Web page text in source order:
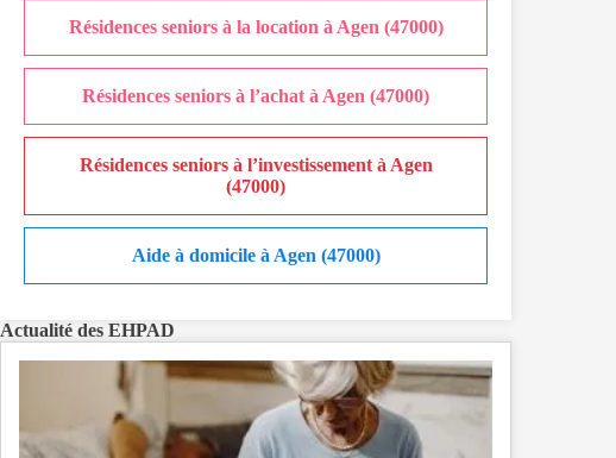
EHPAD Toulouse
EHPAD Tours
EHPAD Troyes
Recherche par ville
Résidences seniors à la location à Agen (47000)
Résidences seniors à l’achat à Agen (47000)
Résidences seniors à l’investissement à Agen
(47000)
Aide à domicile à Agen (47000)
Actualité des EHPAD